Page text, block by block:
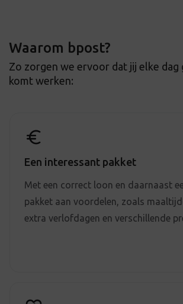
Waarom bpost?
Zo zorgen we ervoor dat jij elke dag
komt werken:
Een interessant pakket
Met een correct loon en daarnaast
pakket aan voordelen, zoals
extra verlofdagen en verschillende